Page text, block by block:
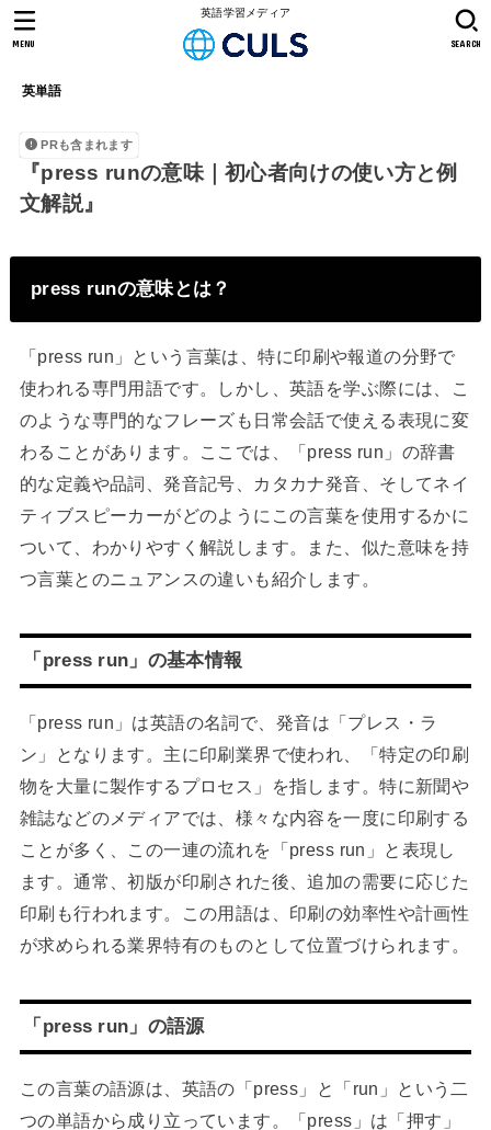
英語学習メディア
英単語
SEARCH
MENU
PRも含まれます
『press runの意味｜初心者向けの使い方と例
文解説』
press runの意味とは？
「press run」という言葉は、特に印刷や報道の分野で
使われる専門用語です。しかし、英語を学ぶ際には、こ
のような専門的なフレーズも日常会話で使える表現に変
わることがあります。ここでは、「press run」の辞書
的な定義や品詞、発音記号、カタカナ発音、そしてネイ
ティブスピーカーがどのようにこの言葉を使用するかに
ついて、わかりやすく解説します。また、似た意味を持
つ言葉とのニュアンスの違いも紹介します。
「press run」の基本情報
「press run」は英語の名詞で、発音は「プレス・ラ
ン」となります。主に印刷業界で使われ、「特定の印刷
物を大量に製作するプロセス」を指します。特に新聞や
雑誌などのメディアでは、様々な内容を一度に印刷する
ことが多く、この一連の流れを「press run」と表現し
ます。通常、初版が印刷された後、追加の需要に応じた
印刷も行われます。この用語は、印刷の効率性や計画性
が求められる業界特有のものとして位置づけられます。
「press run」の語源
この言葉の語源は、英語の「press」と「run」という二
つの単語から成り立っています。「press」は「押す」